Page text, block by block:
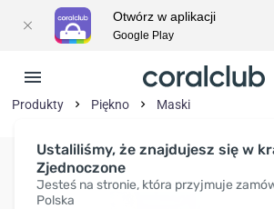
Ustaliliśmy, że znajdujesz się w
Zjednoczone
Jesteś na stronie, która przyjmuje
Polska
Produkty Piękno Maski
Otwórz w aplikacji
Google Play